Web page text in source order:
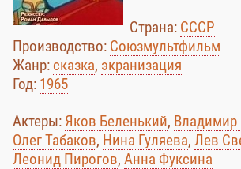
Страна: СССР
Производство: Союзмультфильм
Жанр: сказка, экранизация
Год: 1965
Актеры: Яков Беленький, Владимир
Олег Табаков, Нина Гуляева, Лев
Леонид Пирогов, Анна Фуксина